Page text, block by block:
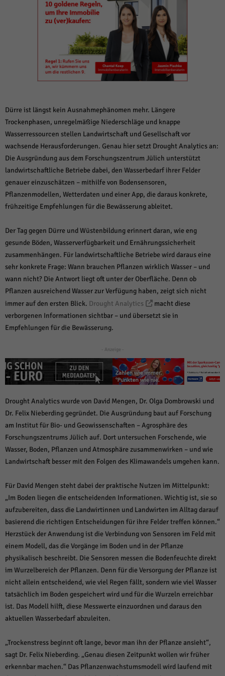
Dürre ist längst kein Ausnahmephänomen mehr. Längere
Trockenphasen, unregelmäßige Niederschläge und knappe
Wasserressourcen stellen Landwirtschaft und Gesellschaft vor
wachsende Herausforderungen. Genau hier setzt Drought Analytics an:
Die Ausgründung aus dem Forschungszentrum Jülich unterstützt
landwirtschaftliche Betriebe dabei, den Wasserbedarf ihrer Felder
genauer einzuschätzen – mithilfe von Bodensensoren,
Pflanzenmodellen, Wetterdaten und einer App, die daraus konkrete,
frühzeitige Empfehlungen für die Bewässerung ableitet.
Der Tag gegen Dürre und Wüstenbildung erinnert daran, wie eng
gesunde Böden, Wasserverfügbarkeit und Ernährungssicherheit
zusammenhängen. Für landwirtschaftliche Betriebe wird daraus eine
sehr konkrete Frage: Wann brauchen Pflanzen wirklich Wasser – und
wann nicht? Die Antwort liegt oft unter der Oberfläche. Denn ob
Pflanzen ausreichend Wasser zur Verfügung haben, zeigt sich nicht
immer auf den ersten Blick. Drought Analytics
macht diese
verborgenen Informationen sichtbar – und übersetzt sie in
Empfehlungen für die Bewässerung.
- Anzeige -
Drought Analytics wurde von David Mengen, Dr. Olga Dombrowski und
Dr. Felix Nieberding gegründet. Die Ausgründung baut auf Forschung
am Institut für Bio- und Geowissenschaften – Agrosphäre des
Forschungszentrums Jülich auf. Dort untersuchen Forschende, wie
Wasser, Boden, Pflanzen und Atmosphäre zusammenwirken – und wie
Landwirtschaft besser mit den Folgen des Klimawandels umgehen kann.
Für David Mengen steht dabei der praktische Nutzen im Mittelpunkt:
„Im Boden liegen die entscheidenden Informationen. Wichtig ist, sie so
aufzubereiten, dass die Landwirtinnen und Landwirten im Alltag darauf
basierend die richtigen Entscheidungen für ihre Felder treffen können.“
Herzstück der Anwendung ist die Verbindung von Sensoren im Feld mit
einem Modell, das die Vorgänge im Boden und in der Pflanze
physikalisch beschreibt. Die Sensoren messen die Bodenfeuchte direkt
im Wurzelbereich der Pflanzen. Denn für die Versorgung der Pflanze ist
nicht allein entscheidend, wie viel Regen fällt, sondern wie viel Wasser
tatsächlich im Boden gespeichert wird und für die Wurzeln erreichbar
ist. Das Modell hilft, diese Messwerte einzuordnen und daraus den
aktuellen Wasserbedarf abzuleiten.
„Trockenstress beginnt oft lange, bevor man ihn der Pflanze ansieht“,
sagt Dr. Felix Nieberding. „Genau diesen Zeitpunkt wollen wir früher
erkennbar machen.“ Das Pflanzenwachstumsmodell wird laufend mit
Alle akzeptieren Speichern und weiter
Zurück
Datenschutzeinstellungen
Essenziell (1)
Cookie-Informationen anzeigen
Statistiken (1)
Statistik Cookies erfassen Informationen anonym. Diese Informationen helfen
uns zu verstehen, wie unsere Besucher unsere Website nutzen.
Cookie-Informationen anzeigen
Marketing (1)
Marketing-Cookies werden von Drittanbietern oder Publishern verwendet,
über Websites hinweg verfolgen.
Cookie-Informationen anzeigen
Externe Medien (6)
Inhalte von Videoplattformen und Social-Media-Plattformen werden
standardmäßig blockiert. Wenn Cookies von externen Medien akzeptiert
werden, bedarf der Zugriff auf diese Inhalte keiner manuellen Einwilligung
mehr.
Cookie-Informationen anzeigen
powered by Borlabs Cookie